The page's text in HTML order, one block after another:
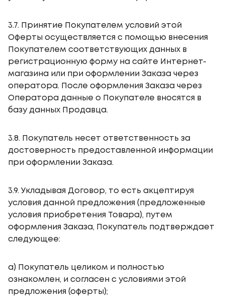
3.7. Принятие Покупателем условий этой
Оферты осуществляется с помощью внесения
Покупателем соответствующих данных в
регистрационную форму на сайте Интернет-
магазина или при оформлении Заказа через
оператора. После оформления Заказа через
Оператора данные о Покупателе вносятся в
базу данных Продавца.
3.8. Покупатель несет ответственность за
достоверность предоставленной информации
при оформлении Заказа.
3.9. Укладывая Договор, то есть акцептируя
условия данной предложения (предложенные
условия приобретения Товара), путем
оформления Заказа, Покупатель подтверждает
следующее:
а) Покупатель целиком и полностью
ознакомлен, и согласен с условиями этой
предложения (оферты);